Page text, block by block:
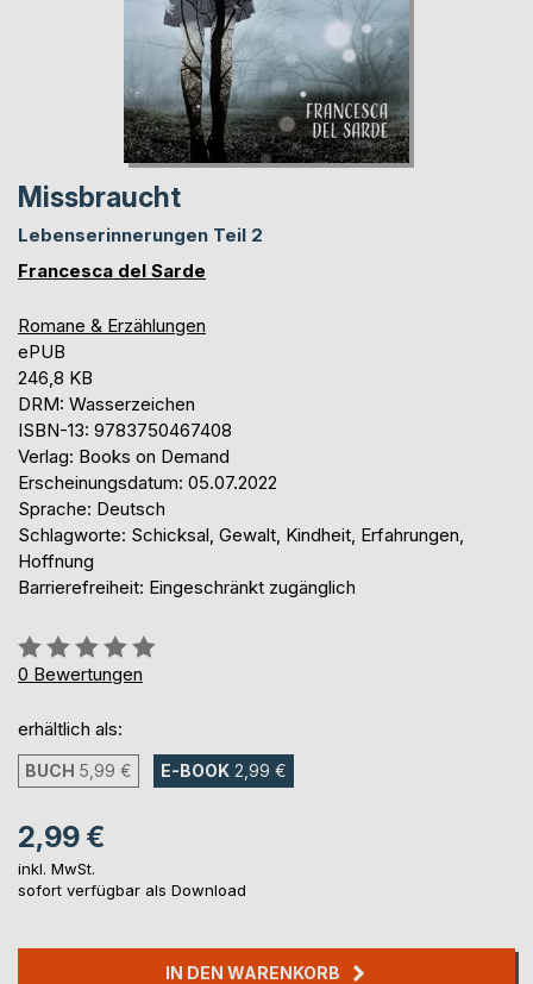
Missbraucht
Lebenserinnerungen Teil 2
Francesca del Sarde
Romane & Erzählungen
ePUB
246,8 KB
DRM: Wasserzeichen
ISBN-13: 9783750467408
Verlag: Books on Demand
Erscheinungsdatum: 05.07.2022
Sprache: Deutsch
Schlagworte: Schicksal, Gewalt, Kindheit, Erfahrungen,
Hoffnung
Barrierefreiheit: Eingeschränkt zugänglich
Bewertung::
0%
0 Bewertungen
erhältlich als:
BUCH 5,99 € E-BOOK 2,99 €
2,99 €
inkl. MwSt.
sofort verfügbar als Download
IN DEN WARENKORB